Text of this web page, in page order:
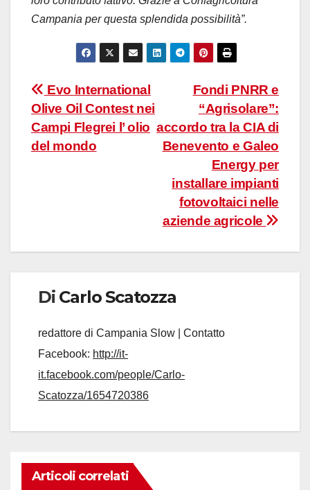
Campania per questa splendida possibilità”.
Navigazione
articoli
Fondi PNRR e
“Agrisolare”:
accordo tra la CIA di
Benevento e Galeo
Energy per
installare impianti
fotovoltaici nelle
aziende agricole
Evo International
Olive Oil Contest nei
Campi Flegrei l’ olio
del mondo
Di Carlo Scatozza
redattore di Campania Slow | Contatto
Facebook: http://it-
it.facebook.com/people/Carlo-
Scatozza/1654720386
Articoli correlati